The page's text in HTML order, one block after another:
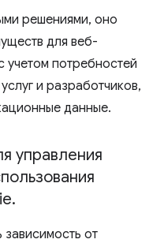
решениями, оно
для веб-
учетом потребностей
и разработчиков,
данные.
управления
.
от